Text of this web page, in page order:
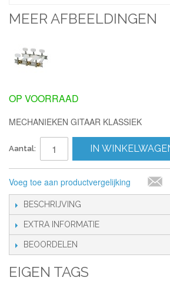
MEER AFBEELDINGEN
OP VOORRAAD
MECHANIEKEN GITAAR KLASSIEK
Aantal: IN
Voeg toe aan productvergelijking
BESCHRIJVING
EXTRA INFORMATIE
BEOORDELEN
EIGEN TAGS